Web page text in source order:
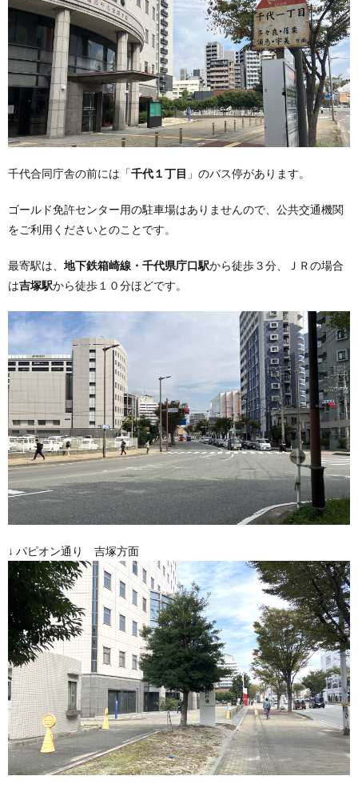
千代合同庁舎の前には「千代１丁目 」のバス停があります。
ゴールド免許センター用の駐車場はありませんので、公共交通機関
をご利用くださいとのことです。
最寄駅は、 地下鉄箱崎線・千代県庁口駅から徒歩３分、ＪＲの場合
は吉塚駅から徒歩１０分ほどです。
↓ パピオン通り 吉塚方面